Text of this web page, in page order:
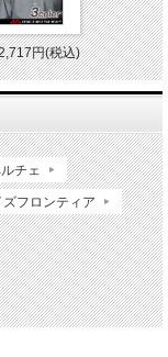
円(税込)
チェ
ズフロンティア